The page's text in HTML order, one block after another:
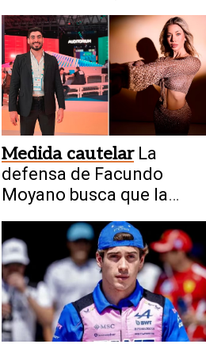
Medida cautelar La
defensa de Facundo
Moyano busca que la
restricción